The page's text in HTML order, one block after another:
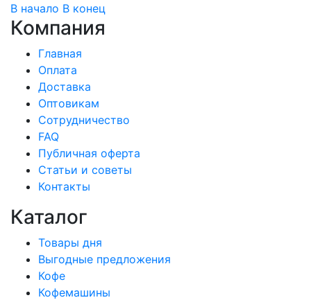
В начало В конец
Компания
Главная
Оплата
Доставка
Оптовикам
Сотрудничество
FAQ
Публичная оферта
Статьи и советы
Контакты
Каталог
Товары дня
Выгодные предложения
Кофе
Кофемашины